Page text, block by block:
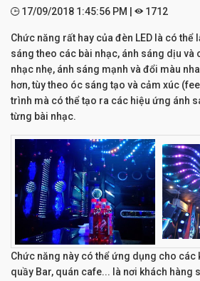
17/09/2018 1:45:56 PM | 1712
Chức năng rất hay của đèn LED là có thể
sáng theo các bài nhạc, ánh sáng dịu và
nhạc nhẹ, ánh sáng mạnh và đổi màu
hơn, tùy theo óc sáng tạo và cảm xúc
trình mà có thể tạo ra các hiệu ứng ánh
từng bài nhạc.
Chức năng này có thể ứng dụng cho các
quầy Bar, quán cafe... là nơi khách hàng